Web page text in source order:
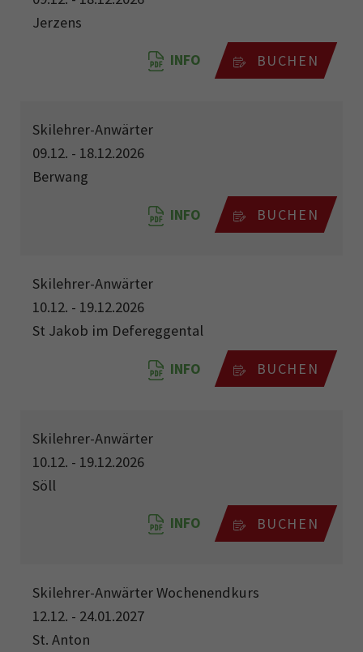
Jerzens
INFO BUCHEN
Skilehrer-Anwärter
09.12. - 18.12.2026
Berwang
INFO BUCHEN
Skilehrer-Anwärter
10.12. - 19.12.2026
St Jakob im Defereggental
INFO BUCHEN
Skilehrer-Anwärter
10.12. - 19.12.2026
Söll
INFO BUCHEN
Skilehrer-Anwärter Wochenendkurs
12.12. - 24.01.2027
St. Anton